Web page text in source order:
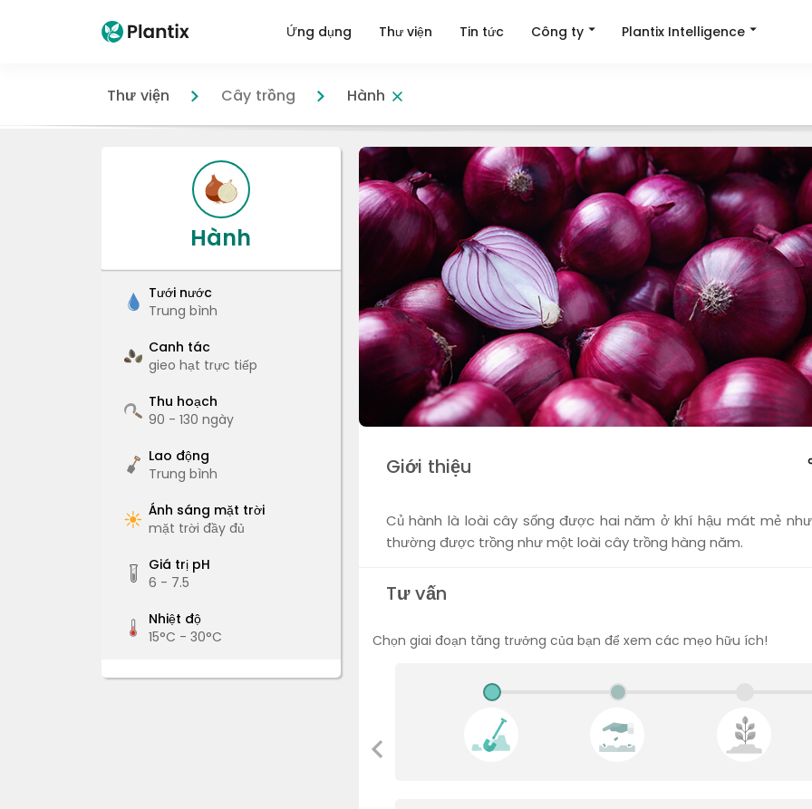
Ứng dụng Thư viện Tin tức Công ty Plantix Intelligence
Thư viện Cây trồng Hành
Hành
Tưới nước
Trung bình
Canh tác
gieo hạt trực tiếp
Thu hoạch
90 - 130 ngày
Lao động
Trung bình
Ánh sáng mặt trời
mặt trời đầy đủ
Giá trị pH
6 - 7.5
Nhiệt độ
15°C - 30°C
Giới thiệu
Củ hành là loài cây sống được hai năm ở khí hậu mát mẻ
thường được trồng như một loài cây trồng hàng năm.
Tư vấn
Chọn giai đoạn tăng trưởng của bạn để xem các mẹo hữu ích!